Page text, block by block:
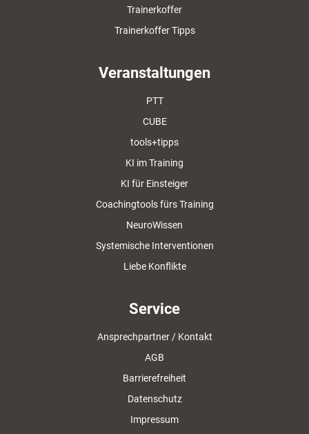
Trainerkoffer
Trainerkoffer Tipps
Veranstaltungen
PTT
CUBE
tools+tipps
KI im Training
KI für Einsteiger
Coachingtools fürs Training
NeuroWissen
Systemische Interventionen
Liebe Konflikte
Service
Ansprechpartner / Kontakt
AGB
Barrierefreiheit
Datenschutz
Impressum